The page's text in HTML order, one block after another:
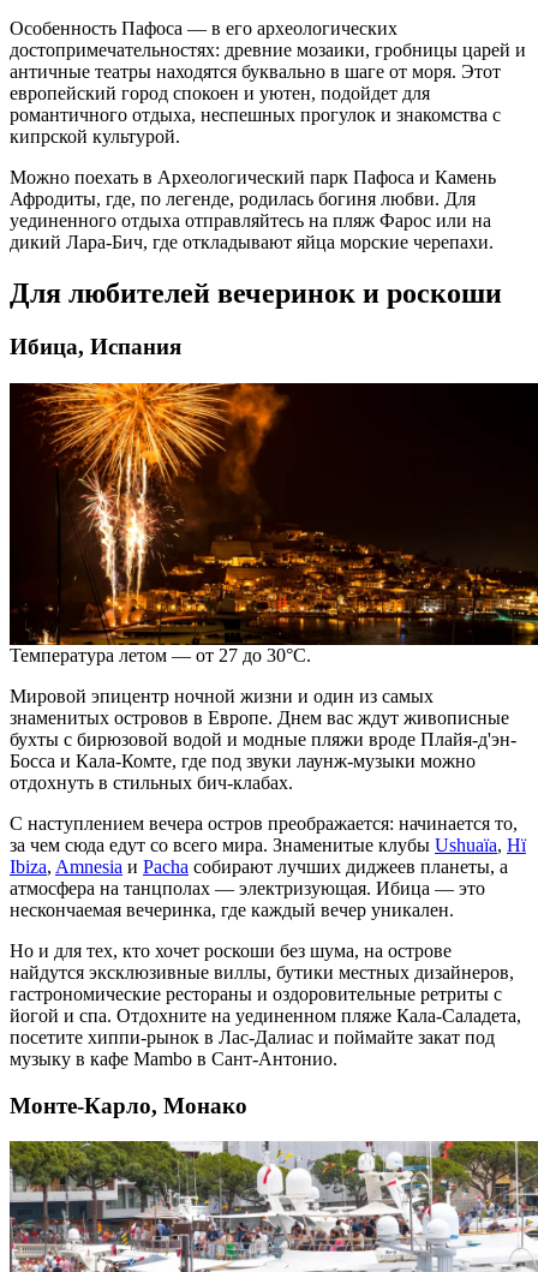
Особенность Пафоса — в его археологических
достопримечательностях: древние мозаики, гробницы царей и
античные театры находятся буквально в шаге от моря. Этот
европейский город спокоен и уютен, подойдет для
романтичного отдыха, неспешных прогулок и знакомства с
кипрской культурой.
Можно поехать в Археологический парк Пафоса и Камень
Афродиты, где, по легенде, родилась богиня любви. Для
уединенного отдыха отправляйтесь на пляж Фарос или на
дикий Лара-Бич, где откладывают яйца морские черепахи.
Для любителей вечеринок и роскоши
Ибица, Испания
Температура летом — от 27 до 30°C.
Мировой эпицентр ночной жизни и один из самых
знаменитых островов в Европе. Днем вас ждут живописные
бухты с бирюзовой водой и модные пляжи вроде Плайя-д'эн-
Босса и Кала-Комте, где под звуки лаунж-музыки можно
отдохнуть в стильных бич-клабах.
С наступлением вечера остров преображается: начинается то,
за чем сюда едут со всего мира. Знаменитые клубы Ushuaïa, Hï
Ibiza, Amnesia и Pacha собирают лучших диджеев планеты, а
атмосфера на танцполах — электризующая. Ибица — это
нескончаемая вечеринка, где каждый вечер уникален.
Но и для тех, кто хочет роскоши без шума, на острове
найдутся эксклюзивные виллы, бутики местных дизайнеров,
гастрономические рестораны и оздоровительные ретриты с
йогой и спа. Отдохните на уединенном пляже Кала-Саладета,
посетите хиппи-рынок в Лас-Далиас и поймайте закат под
музыку в кафе Mambo в Сант-Антонио.
Монте-Карло, Монако